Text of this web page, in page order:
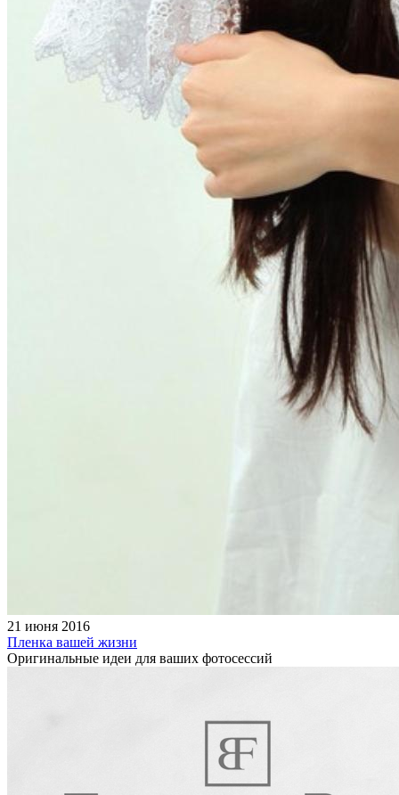
21 июня 2016
Пленка вашей жизни
Оригинальные идеи для ваших фотосессий